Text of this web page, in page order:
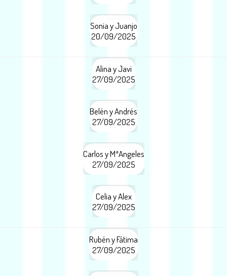
Sonia y Juanjo
20/09/2025
Alina y Javi
27/09/2025
Belén y Andrés
27/09/2025
Carlos y MªAngeles
27/09/2025
Celia y Alex
27/09/2025
Rubén y Fátima
27/09/2025